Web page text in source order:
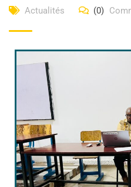
Actualités
(0)